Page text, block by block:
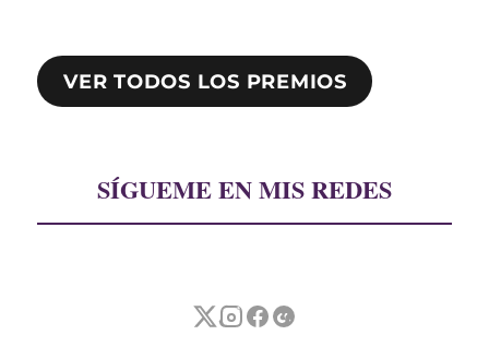
VER TODOS LOS PREMIOS
SÍGUEME EN MIS REDES